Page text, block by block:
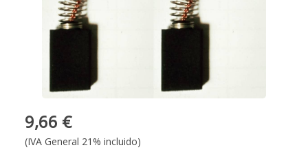
9,66 €
(IVA General 21% incluido)